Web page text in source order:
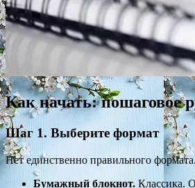
Как начать: пошаговое
Шаг 1. Выберите формат
Нет единственно правильного
Бумажный блокнот. Классика.